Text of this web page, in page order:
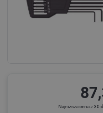
Najniższa cena z 30